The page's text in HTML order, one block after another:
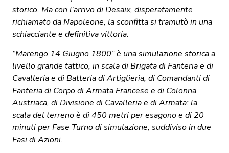
storico. Ma con l’arrivo di Desaix, disperatamente
richiamato da Napoleone, la sconfitta si tramutò in una
schiacciante e definitiva vittoria.
“Marengo 14 Giugno 1800” è una simulazione storica a
livello grande tattico, in scala di Brigata di Fanteria e di
Cavalleria e di Batteria di Artiglieria, di Comandanti di
Fanteria di Corpo di Armata Francese e di Colonna
Austriaca, di Divisione di Cavalleria e di Armata: la
scala del terreno è di 450 metri per esagono e di 20
minuti per Fase Turno di simulazione, suddiviso in due
Fasi di Azioni.